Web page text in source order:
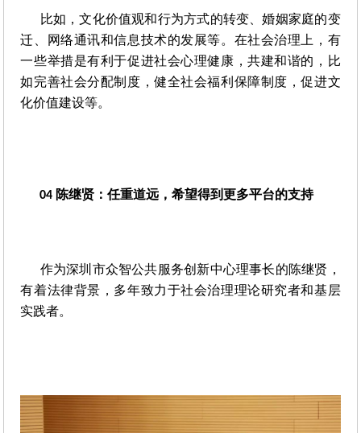
比如，文化价值观和行为方式的转变、婚姻家庭的变
迁、网络通讯和信息技术的发展等。在社会治理上，有
一些举措是有利于促进社会心理健康，共建和谐的，比
如完善社会分配制度，健全社会福利保障制度，促进文
化价值建设等。
04 陈继贤：任重道远，希望得到更多平台的支持
作为深圳市众智公共服务创新中心理事长的陈继贤，
有着法律背景，多年致力于社会治理理论研究者和基层
实践者。